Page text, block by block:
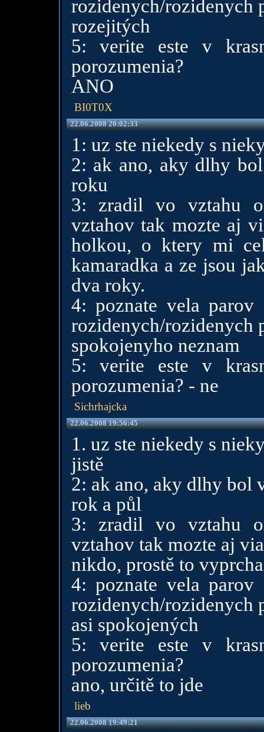
rozidenych/rozidenych
rozejitých
5: verite este v
porozumenia?
ANO
BI0T0X
22.06.2008 20:02:33
1: uz ste niekedy s
2: ak ano, aky dlhy
roku
3: zradil vo vztahu
vztahov tak mozte aj
holkou, o ktery mi
kamaradka a ze jsou
dva roky.
4: poznate vela
rozidenych/rozidenych
spokojenyho neznam
5: verite este v
porozumenia? - ne
Sichrhajcka
22.06.2008 19:56:45
1. uz ste niekedy s
jistě
2: ak ano, aky dlhy bol
rok a půl
3: zradil vo vztahu
vztahov tak mozte aj
nikdo, prostě to
4: poznate vela
rozidenych/rozidenych
asi spokojených
5: verite este v
porozumenia?
ano, určitě to jde
lieb
22.06.2008 19:49:21